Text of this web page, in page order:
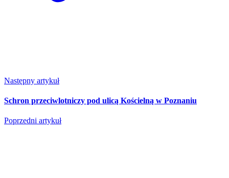
Następny artykuł
Schron przeciwlotniczy pod ulicą Kościelną w Poznaniu
Poprzedni artykuł